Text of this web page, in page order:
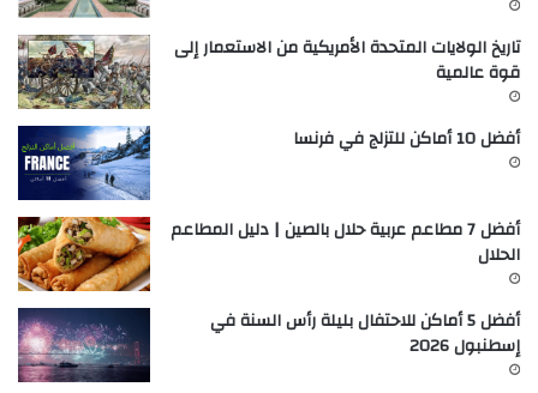
تاريخ الولايات المتحدة الأمريكية من الاستعمار إلى
قوة عالمية
أفضل 10 أماكن للتزلج في فرنسا
أفضل 7 مطاعم عربية حلال بالصين | دليل المطاعم
الحلال
أفضل 5 أماكن للاحتفال بليلة رأس السنة في
إسطنبول 2026